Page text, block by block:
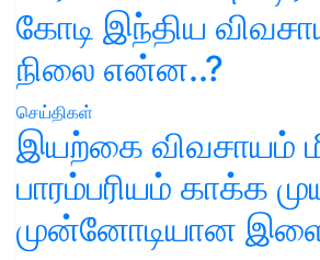
கோடி இந்திய
நிலை என்ன..?
செய்திகள்
இயற்கை விவசாயம்
பாரம்பரியம் காக்க
முன்னோடியான